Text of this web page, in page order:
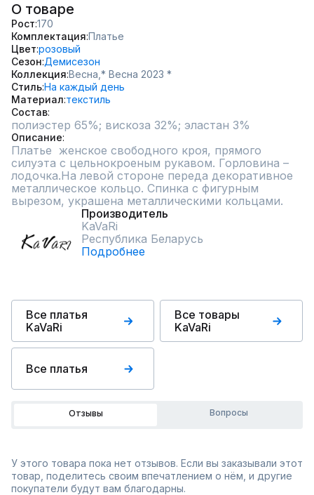
О товаре
Рост 170
Комплектация Платье
Цвет розовый
Сезон Демисезон
Коллекция Весна, * Весна 2023 *
СтильНа каждый день
Материал текстиль
Состав
полиэстер 65%; вискоза 32%; эластан 3%
Описание
Платье  женское свободного кроя, прямого
силуэта с цельнокроеным рукавом. Горловина –
лодочка.На левой стороне переда декоративное
металлическое кольцо. Спинка с фигурным
вырезом, украшена металлическими кольцами.
Производитель
KaVaRi
Республика Беларусь
Подробнее
Все платья
KaVaRi
Все товары
KaVaRi
Все платья
Отзывы Вопросы
У этого товара пока нет отзывов. Если вы заказывали этот
товар, поделитесь своим впечатлением о нём, и другие
покупатели будут вам благодарны.